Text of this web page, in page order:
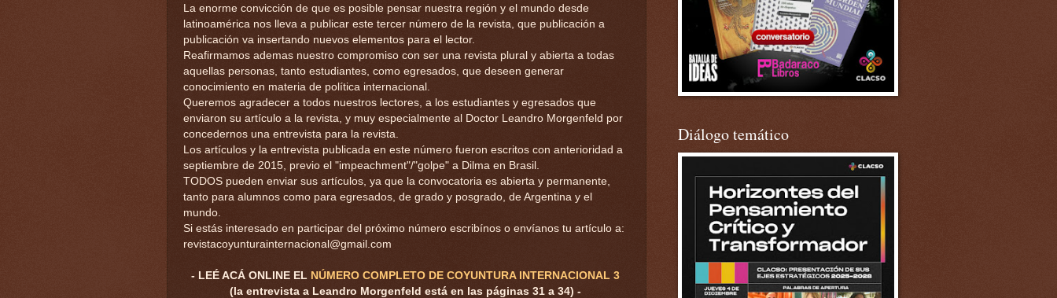
La enorme convicción de que es posible pensar nuestra región y el mundo desde
latinoamérica nos lleva a publicar este tercer número de la revista, que publicación a
publicación va insertando nuevos elementos para el lector.
Reafirmamos ademas nuestro compromiso con ser una revista plural y abierta a todas
aquellas personas, tanto estudiantes, como egresados, que deseen generar
conocimiento en materia de política internacional.
Queremos agradecer a todos nuestros lectores, a los estudiantes y egresados que
enviaron su artículo a la revista, y muy especialmente al Doctor Leandro Morgenfeld por
concedernos una entrevista para la revista.
Los artículos y la entrevista publicada en este número fueron escritos con anterioridad a
septiembre de 2015, previo el "impeachment"/"golpe" a Dilma en Brasil.
TODOS pueden enviar sus artículos, ya que la convocatoria es abierta y permanente,
tanto para alumnos como para egresados, de grado y posgrado, de Argentina y el
mundo.
Si estás interesado en participar del próximo número escribínos o envíanos tu artículo a:
revistacoyunturainternacional@gmail.com
- LEÉ ACÁ ONLINE EL NÚMERO COMPLETO DE COYUNTURA INTERNACIONAL 3
(la entrevista a Leandro Morgenfeld está en las páginas 31 a 34) -
Diálogo temático